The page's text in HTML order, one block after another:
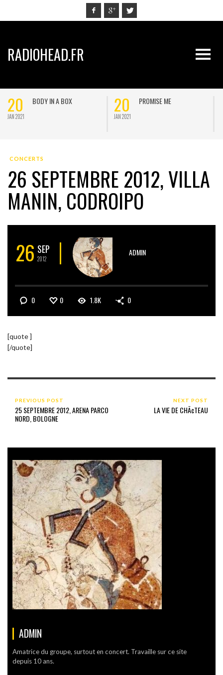
RADIOHEAD.FR
20
JAN 2021
BODY IN A BOX 20
JAN 2021
PROMISE ME
CONCERTS
26 SEPTEMBRE 2012, VILLA
MANIN, CODROIPO
26 SEP
2012
ADMIN
0 0 1.8K 0
[quote ]
[/quote]
PREVIOUS POST
25 SEPTEMBRE 2012, ARENA PARCO
NORD, BOLOGNE
NEXT POST
LA VIE DE CHÃ¢TEAU
ADMIN
Amatrice du groupe, surtout en concert. Travaille sur ce site
depuis 10 ans.